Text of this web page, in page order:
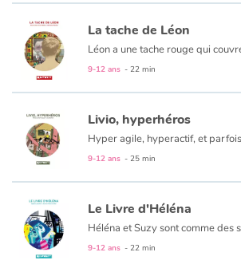
La tache de Léon
9-12 ans - 22 min
Livio, hyperhéros
9-12 ans - 25 min
Le Livre d'Héléna
9-12 ans - 22 min